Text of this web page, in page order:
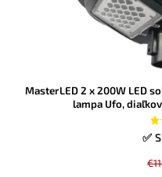
MasterLED 2 x 200W LED
lampa Ufo,
✅